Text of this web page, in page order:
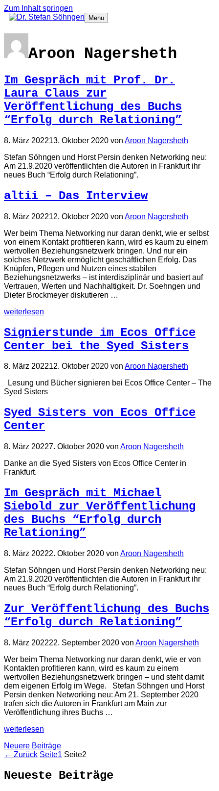
Zum Inhalt springen
Menu
Aroon Nagersheth
Im Gespräch mit Prof. Dr.
Laura Claus zur
Veröffentlichung des Buchs
“Erfolg durch Relationing”
8. März 202213. Oktober 2020 von Aroon Nagersheth
Stefan Söhngen und Horst Persin denken Networking neu:
Am 21.9.2020 veröffentlichten die Autoren in Frankfurt ihr
neues Buch “Erfolg durch Relationing”.
altii – Das Interview
8. März 202212. Oktober 2020 von Aroon Nagersheth
Wer beim Thema Networking nur daran denkt, wie er selbst
von einem Kontakt profitieren kann, wird es kaum zu einem
wertvollen Beziehungsnetzwerk bringen. Und nur ein
solches Netzwerk ermöglicht geschäftlichen Erfolg. Das
Knüpfen, Pflegen und Nutzen eines stabilen
Beziehungsnetzwerks – ist interdisziplinär und basiert auf
Vertrauen, Werten und Nachhaltigkeit. Dr. Soehngen und
Dieter Brockmeyer diskutieren …
weiterlesen
Signierstunde im Ecos Office
Center bei the Syed Sisters
8. März 202212. Oktober 2020 von Aroon Nagersheth
Lesung und Bücher signieren bei Ecos Office Center – The
Syed Sisters
Syed Sisters von Ecos Office
Center
8. März 20227. Oktober 2020 von Aroon Nagersheth
Danke an die Syed Sisters von Ecos Office Center in
Frankfurt.
Im Gespräch mit Michael
Siebold zur Veröffentlichung
des Buchs “Erfolg durch
Relationing”
8. März 20222. Oktober 2020 von Aroon Nagersheth
Stefan Söhngen und Horst Persin denken Networking neu:
Am 21.9.2020 veröffentlichten die Autoren in Frankfurt ihr
neues Buch “Erfolg durch Relationing”.
Zur Veröffentlichung des Buchs
“Erfolg durch Relationing”
8. März 202222. September 2020 von Aroon Nagersheth
Wer beim Thema Networking nur daran denkt, wie er von
Kontakten profitieren kann, wird es kaum zu einem
wertvollen Beziehungsnetzwerk bringen – und steht damit
dem eigenen Erfolg im Wege. Stefan Söhngen und Horst
Persin denken Networking neu: Am 21. September 2020
trafen sich die Autoren in Frankfurt am Main zur
Veröffentlichung ihres Buchs …
weiterlesen
Neuere Beiträge
← Zurück Seite1 Seite2
Neueste Beiträge